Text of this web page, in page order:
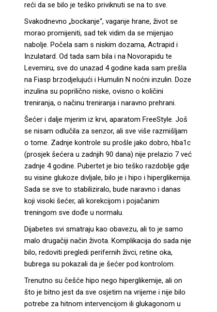
reći da se bilo je teško priviknuti se na to sve.
Svakodnevno „bockanje“, vaganje hrane, život se
morao promijeniti, sad tek vidim da se mijenjao
nabolje. Počela sam s niskim dozama, Actrapid i
Inzulatard. Od tada sam bila i na Novorapidu te
Levemiru, sve do unazad 4 godine kada sam prešla
na Fiasp brzodjelujući i Humulin N noćni inzulin. Doze
inzulina su poprilično niske, ovisno o količini
treniranja, o načinu treniranja i naravno prehrani.
Šećer i dalje mjerim iz krvi, aparatom FreeStyle. Još
se nisam odlučila za senzor, ali sve više razmišljam
o tome. Zadnje kontrole su prošle jako dobro, hba1c
(prosjek šećera u zadnjih 90 dana) nije prelazio 7 već
zadnje 4 godine. Pubertet je bio teško razdoblje gdje
su visine glukoze divljale, bilo je i hipo i hiperglikemija.
Sada se sve to stabiliziralo, bude naravno i danas
koji visoki šećer, ali korekcijom i pojačanim
treningom sve dođe u normalu.
Dijabetes svi smatraju kao obavezu, ali to je samo
malo drugačiji način života. Komplikacija do sada nije
bilo, redoviti pregledi perifernih živci, retine oka,
bubrega su pokazali da je šećer pod kontrolom.
Trenutno su češće hipo nego hiperglikemije, ali on
što je bitno jest da sve osjetim na vrijeme i nije bilo
potrebe za hitnom intervencijom ili glukagonom u